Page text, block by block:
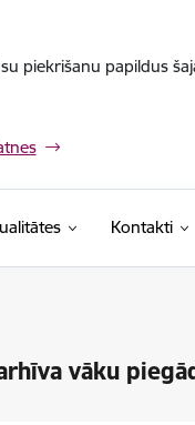
piekrišanu papildus
Kontakti
vāku